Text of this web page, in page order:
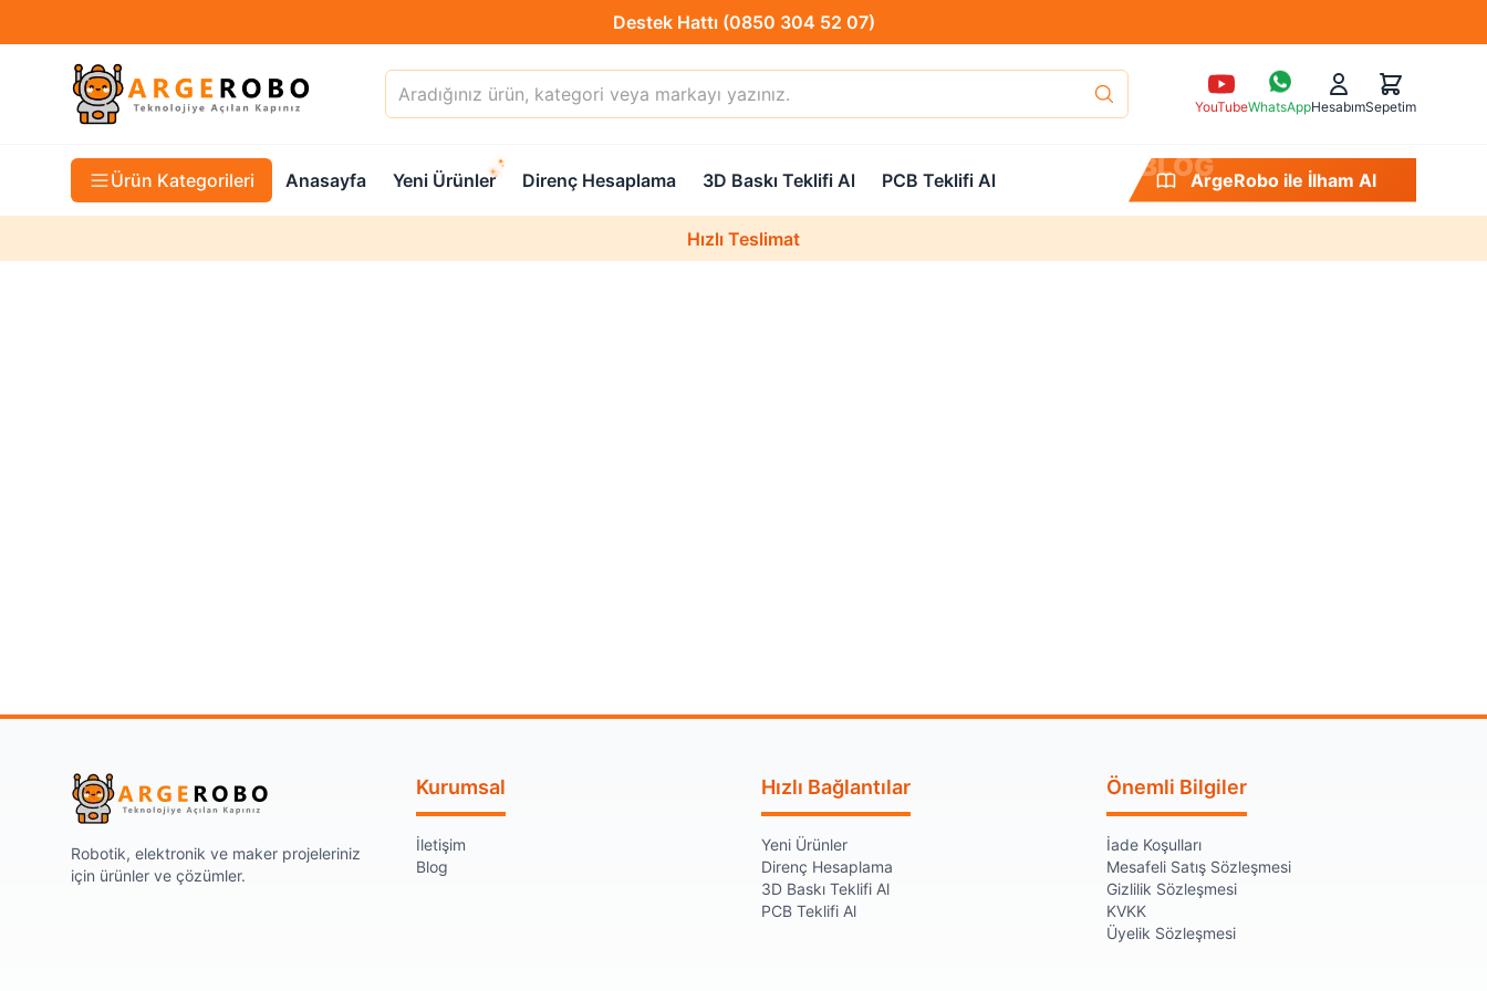
Destek Hattı (0850 304 52 07)
Hızlı Teslimat
YouTubeWhatsAppHesabımSepetim
Ürün Kategorileri Anasayfa Yeni Ürünler Direnç Hesaplama 3D Baskı Teklifi Al PCB Teklifi Al BLOG
ArgeRobo ile İlham Al
Destek Hattı (0850 304 52 07)
Hızlı Teslimat
Robotik, elektronik ve maker projeleriniz
için ürünler ve çözümler.
Kurumsal
İletişim
Blog
Hızlı Bağlantılar
Yeni Ürünler
Direnç Hesaplama
3D Baskı Teklifi Al
PCB Teklifi Al
Önemli Bilgiler
İade Koşulları
Mesafeli Satış Sözleşmesi
Gizlilik Sözleşmesi
KVKK
Üyelik Sözleşmesi